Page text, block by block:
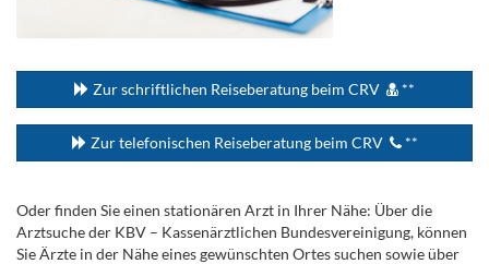
Zur schriftlichen Reiseberatung beim CRV **
Zur telefonischen Reiseberatung beim CRV **
Oder finden Sie einen stationären Arzt in Ihrer Nähe: Über die
Arztsuche der KBV – Kassenärztlichen Bundesvereinigung, können
Sie Ärzte in der Nähe eines gewünschten Ortes suchen sowie über